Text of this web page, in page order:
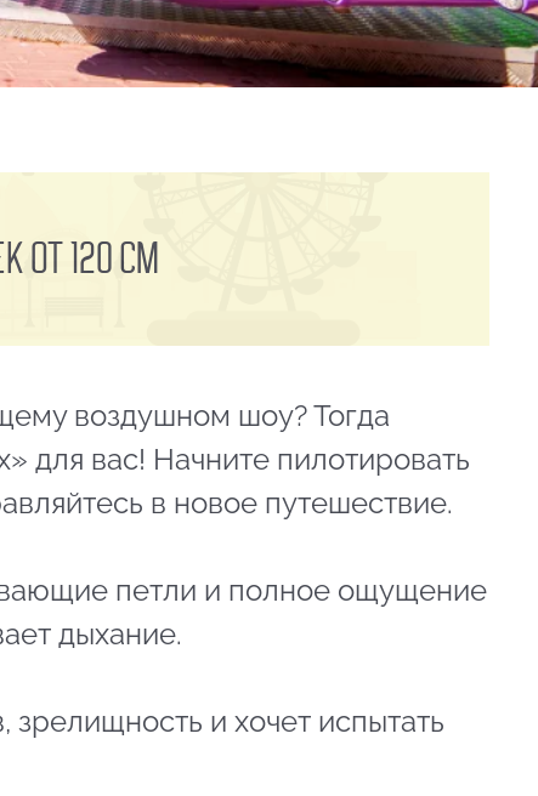
от 120 см
воздушном шоу? Тогда
для вас! Начните пилотировать
в новое путешествие.
петли и полное ощущение
дыхание.
и хочет испытать